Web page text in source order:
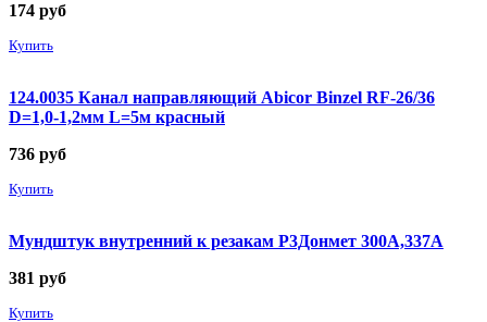
174 руб
Купить
124.0035 Канал направляющий Abicor Binzel RF-26/36
D=1,0-1,2мм L=5м красный
736 руб
Купить
Мундштук внутренний к резакам Р3Донмет 300А,337А
381 руб
Купить